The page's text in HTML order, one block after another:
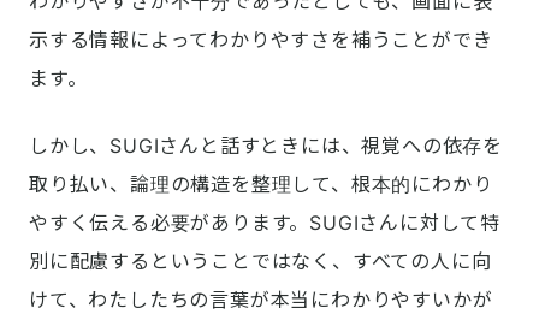
示する情報によってわかりやすさを補うことができ
ます。
しかし、SUGIさんと話すときには、視覚への依存を
取り払い、論理の構造を整理して、根本的にわかり
やすく伝える必要があります。SUGIさんに対して特
別に配慮するということではなく、すべての人に向
けて、わたしたちの言葉が本当にわかりやすいかが